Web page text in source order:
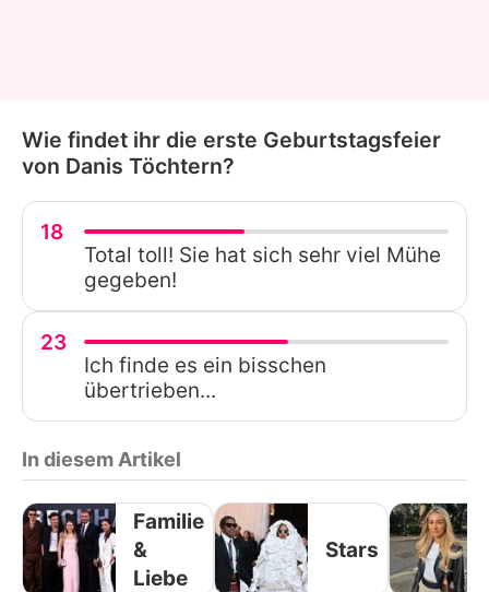
Wie findet ihr die erste Geburtstagsfeier
von Danis Töchtern?
18
Total toll! Sie hat sich sehr viel Mühe
gegeben!
23
Ich finde es ein bisschen
übertrieben...
In diesem Artikel
Familie
&
Liebe
Stars